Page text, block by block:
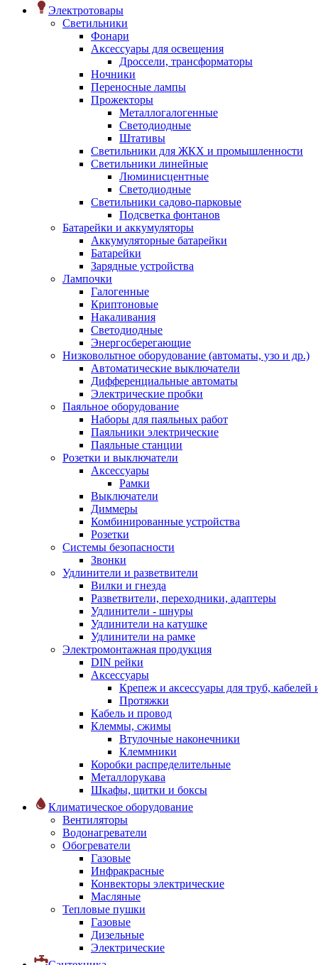
Электротовары
Светильники
Фонари
Аксессуары для освещения
Дроссели, трансформаторы
Ночники
Переносные лампы
Прожекторы
Металлогалогенные
Светодиодные
Штативы
Светильники для ЖКХ и промышленности
Светильники линейные
Люминисцентные
Светодиодные
Светильники садово-парковые
Подсветка фонтанов
Батарейки и аккумуляторы
Аккумуляторные батарейки
Батарейки
Зарядные устройства
Лампочки
Галогенные
Криптоновые
Накаливания
Светодиодные
Энергосберегающие
Низковольтное оборудование (автоматы, узо и др.)
Автоматические выключатели
Дифференциальные автоматы
Электрические пробки
Паяльное оборудование
Наборы для паяльных работ
Паяльники электрические
Паяльные станции
Розетки и выключатели
Аксессуары
Рамки
Выключатели
Диммеры
Комбинированные устройства
Розетки
Системы безопасности
Звонки
Удлинители и разветвители
Вилки и гнезда
Разветвители, переходники, адаптеры
Удлинители - шнуры
Удлинители на катушке
Удлинители на рамке
Электромонтажная продукция
DIN рейки
Аксессуары
Крепеж и аксессуары для труб, кабелей
Протяжки
Кабель и провод
Клеммы, сжимы
Втулочные наконечники
Клеммники
Коробки распределительные
Металлорукава
Шкафы, щитки и боксы
Климатическое оборудование
Вентиляторы
Водонагреватели
Обогреватели
Газовые
Инфракрасные
Конвекторы электрические
Масляные
Тепловые пушки
Газовые
Дизельные
Электрические